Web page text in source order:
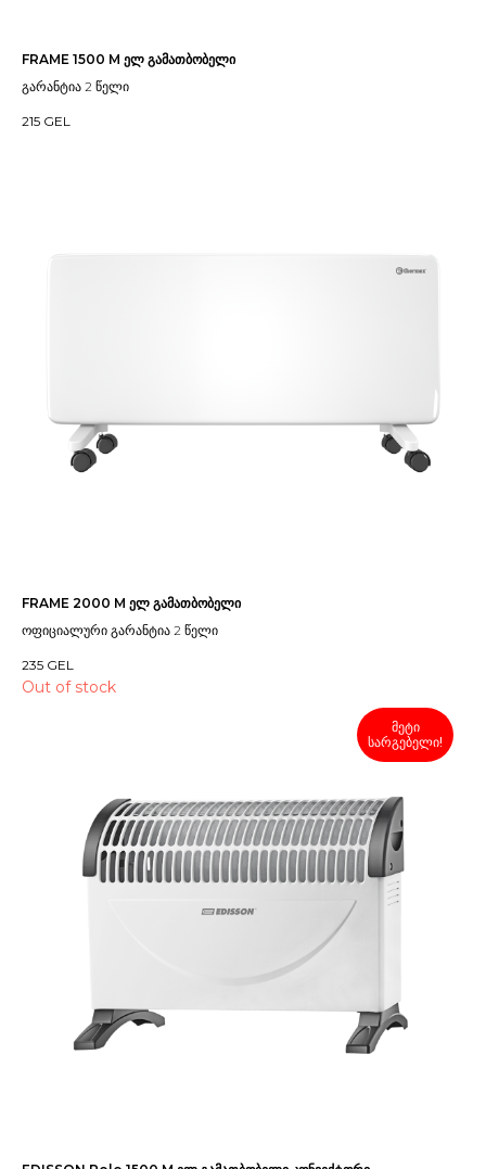
FRAME 1500 M ელ გამათბობელი
გარანტია 2 წელი
215 GEL
FRAME 2000 M ელ გამათბობელი
ოფიციალური გარანტია 2 წელი
235 GEL
Out of stock
მეტი
სარგებელი!